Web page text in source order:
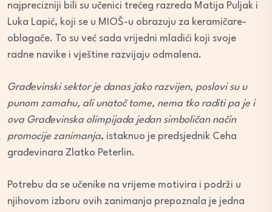
najprecizniji bili su učenici trećeg razreda Matija Puljak i
Luka Lapić, koji se u MIOŠ-u obrazuju za keramičare-
oblagače. To su već sada vrijedni mladići koji svoje
radne navike i vještine razvijaju odmalena.
Građevinski sektor je danas jako razvijen, poslovi su u
punom zamahu, ali unatoč tome, nema tko raditi pa je i
ova Građevinska olimpijada jedan simboličan način
promocije zanimanja, istaknuo je predsjednik Ceha
građevinara Zlatko Peterlin.
Potrebu da se učenike na vrijeme motivira i podrži u
njihovom izboru ovih zanimanja prepoznala je jedna